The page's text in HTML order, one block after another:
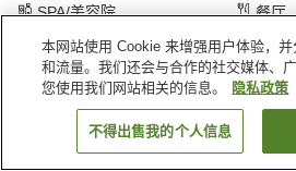
SPA/美容院
餐厅
首页 日本 大阪府
池田
大阪机场前格林瑞奇酒店 人工温泉二股汤之华
搜索客房
本网站使用 Cookie 来增强用户体验，
和流量。我们还会与合作的社交媒体、
您使用我们网站相关的信息。
隐私政策
不得出售我的个人信息